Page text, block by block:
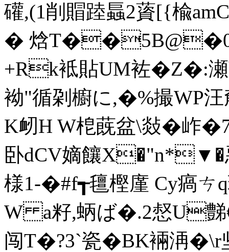
礶,(1削賵踛螶2薋[{
� 焓T��5B@�0o
+Rk袛貼UM袏�Z�:瀬
袎"循刴櫥に,�%撮WP汪
K衂H W梎蔇盆\敥�岞
卧dCV嫡饟X�"n*▼�
様1-�#f┱氊樫廑 Cy瘑ㄘq
W a籽,蛃ば�.2惄U豑€I
闯T�?3`瓷�BK裲洅